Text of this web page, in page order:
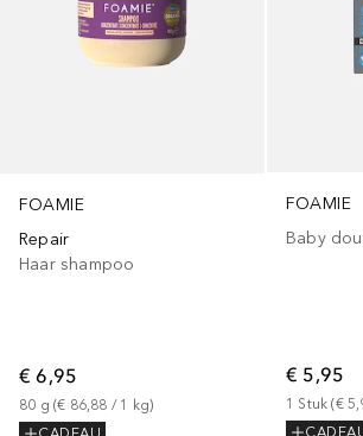
FOAMIE
Repair
Haar shampoo
€ 6,95
80 g (€ 86,88 / 1 kg)
FOAMIE
Baby
€ 5,95
1 Stuk (€